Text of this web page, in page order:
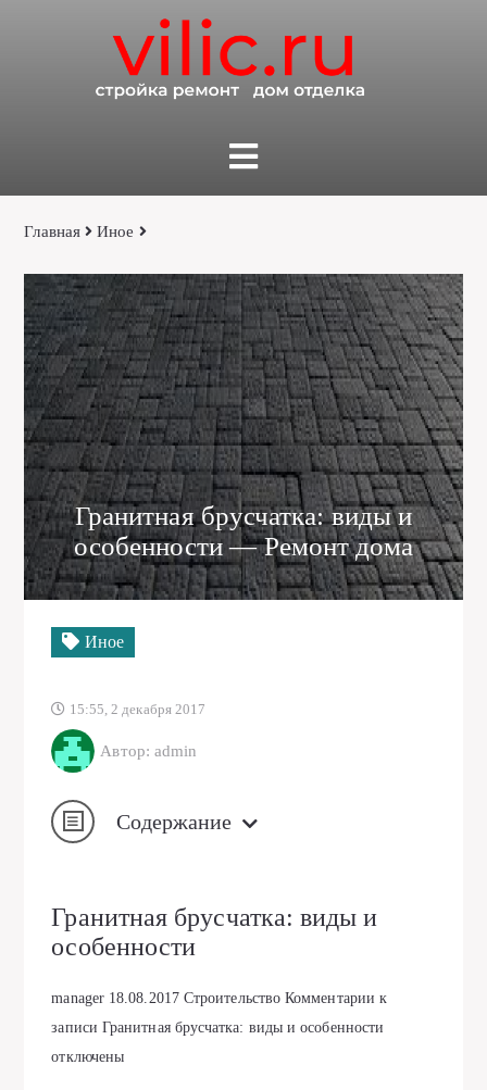
Главная Иное
Гранитная брусчатка: виды и
особенности — Ремонт дома
Иное
15:55, 2 декабря 2017
Автор: admin
Содержание
Гранитная брусчатка: виды и
особенности
manager 18.08.2017 Строительство Комментариик
записи Гранитная брусчатка: виды и особенности
отключены